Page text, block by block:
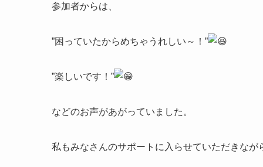
参加者からは、
”困っていたからめちゃうれしい～！”
”楽しいです！”
などのお声があがっていました。
私もみなさんのサポートに入らせていただきなが